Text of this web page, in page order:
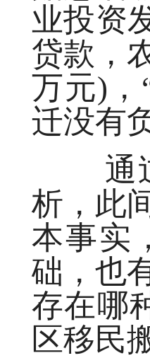
业投资
贷款，
万元)，
迁没有
通过
析，此
本事实
础，也
存在哪
区移民